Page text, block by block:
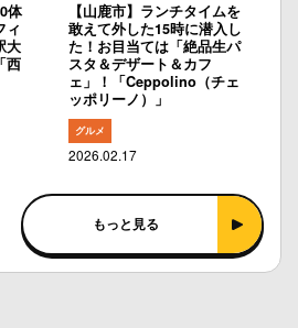
体
ィ
大
西
【山鹿市】ランチタイムを
敢えて外した15時に潜入し
た！お目当ては「絶品生パ
スタ＆デザート＆カフ
ェ」！「Ceppolino（チェ
ッポリーノ）」
グルメ
2026.02.17
もっと見る